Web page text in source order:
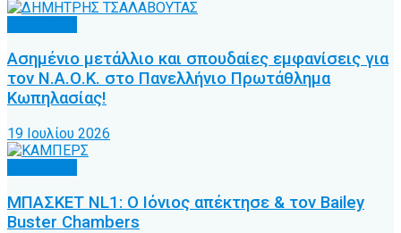
Ασημένιο μετάλλιο και σπουδαίες εμφανίσεις για
τον Ν.Α.Ο.Κ. στο Πανελλήνιο Πρωτάθλημα
Κωπηλασίας!
19 Ιουλίου 2026
ΜΠΑΣΚΕΤ NL1: Ο Ιόνιος απέκτησε & τον Bailey
Buster Chambers